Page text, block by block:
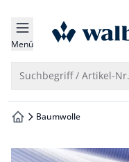
springen
springen
springen
springen
Menü
Suchbegriff / Artikel-Nr.
zur Startseite
Baumwolle